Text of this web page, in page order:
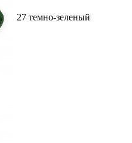
27 темно-зеленый